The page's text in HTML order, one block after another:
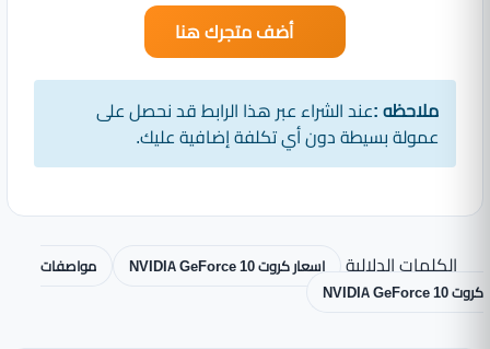
أضف متجرك هنا
ملاحظه :عند الشراء عبر هذا الرابط قد نحصل على
عمولة بسيطة دون أي تكلفة إضافية عليك.
الكلمات الدلالية اسعار كروت NVIDIA GeForce 10
مواصفات
كروت NVIDIA GeForce 10